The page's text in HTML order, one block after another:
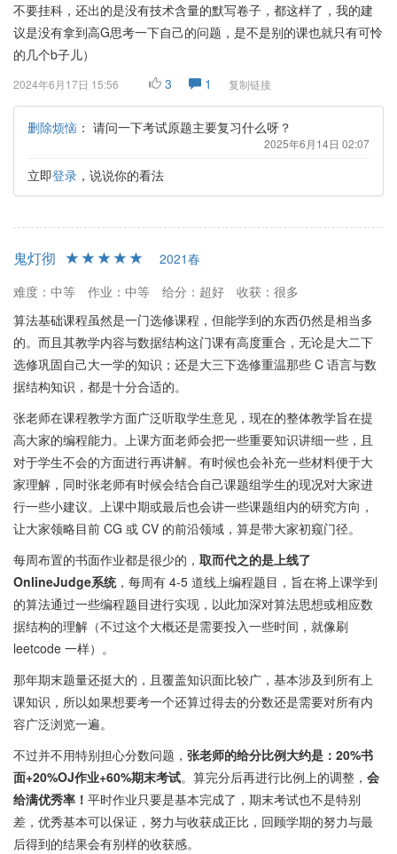
不要挂科，还出的是没有技术含量的默写卷子，都这样了，我的建
议是没有拿到高G思考一下自己的问题，是不是别的课也就只有可怜
的几个b子儿）
2024年6月17日 15:56 3 1 复制链接
删除烦恼 ： 请问一下考试原题主要复习什么呀？
2025年6月14日 02:07
立即登录 ，说说你的看法
鬼灯彻
2021春
难度：中等
作业：中等 给分：超好
收获：很多
算法基础课程虽然是一门选修课程，但能学到的东西仍然是相当多
的。而且其教学内容与数据结构这门课有高度重合，无论是大二下
选修巩固自己大一学的知识；还是大三下选修重温那些 C 语言与数
据结构知识，都是十分合适的。
张老师在课程教学方面广泛听取学生意见，现在的整体教学旨在提
高大家的编程能力。上课方面老师会把一些重要知识讲细一些，且
对于学生不会的方面进行再讲解。有时候也会补充一些材料便于大
家理解，同时张老师有时候会结合自己课题组学生的现况对大家进
行一些小建议。上课中期或最后也会讲一些课题组内的研究方向，
让大家领略目前 CG 或 CV 的前沿领域，算是带大家初窥门径。
每周布置的书面作业都是很少的， 取而代之的是上线了
OnlineJudge系统，每周有 4-5 道线上编程题目，旨在将上课学到
的算法通过一些编程题目进行实现，以此加深对算法思想或相应数
据结构的理解（不过这个大概还是需要投入一些时间，就像刷
leetcode 一样）。
那年期末题量还挺大的，且覆盖知识面比较广，基本涉及到所有上
课知识，所以如果想要考一个还算过得去的分数还是需要对所有内
容广泛浏览一遍。
不过并不用特别担心分数问题， 张老师的给分比例大约是：20%书
面+20%OJ作业+60%期末考试。算完分后再进行比例上的调整， 会
给满优秀率！ 平时作业只要是基本完成了，期末考试也不是特别
差，优秀基本可以保证，努力与收获成正比，回顾学期的努力与最
后得到的结果会有别样的收获感。